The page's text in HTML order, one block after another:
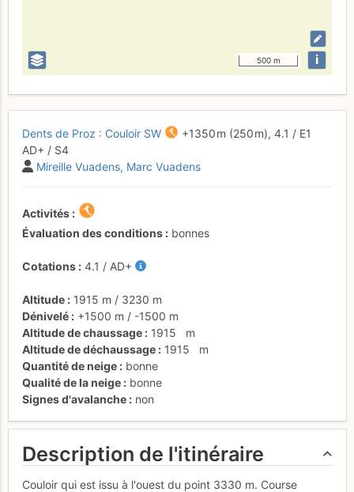
500 m i
Dents de Proz : Couloir SW +1350 m (250 m), 4.1 / E1
AD+ / S4
Mireille Vuadens Marc Vuadens
Activités
Évaluation des conditions
bonnes
Cotations 4.1 / AD+
Altitude 1915 m / 3230 m
Dénivelé
+1500 m / -1500 m
Altitude de chaussage
1915
m
Altitude de déchaussage
1915
m
Quantité de neige
bonne
Qualité de la neige
bonne
Signes d'avalanche
non
Description de l'itinéraire
Couloir qui est issu à l'ouest du point 3330 m. Course